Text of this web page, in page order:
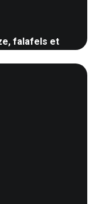
falafels et